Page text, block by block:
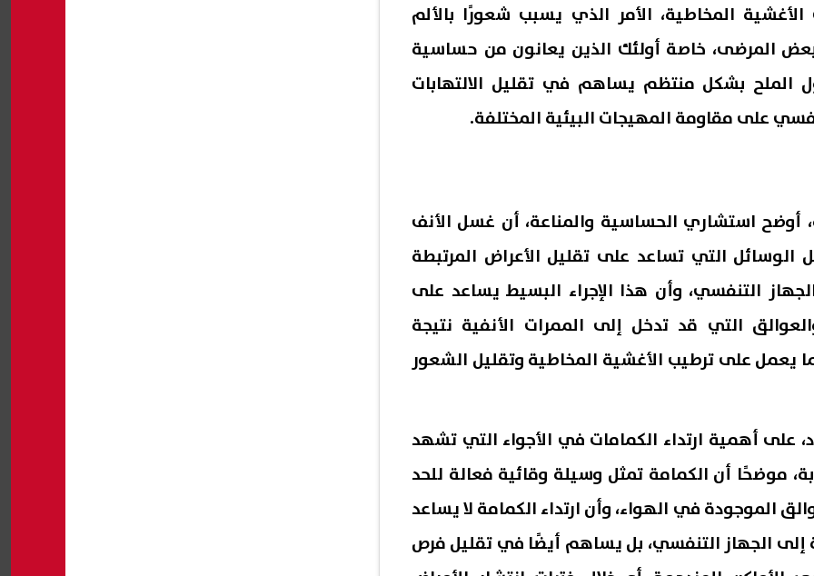
المخاطية، الأمر الذي يسبب شعورًا بالألم
المرضى، خاصة أولئك الذين يعانون من حساسية
الملح بشكل منتظم يساهم في تقليل الالتهابات
على مقاومة المهيجات البيئية المختلفة.
أوضح استشاري الحساسية والمناعة، أن غسل الأنف
التي تساعد على تقليل الأعراض المرتبطة
التنفسي، وأن هذا الإجراء البسيط يساعد على
التي قد تدخل إلى الممرات الأنفية نتيجة
يعمل على ترطيب الأغشية المخاطية وتقليل الشعور
على أهمية ارتداء الكمامات في الأجواء التي تشهد
موضحًا أن الكمامة تمثل وسيلة وقائية فعالة للحد
الموجودة في الهواء، وأن ارتداء الكمامة لا يساعد
إلى الجهاز التنفسي، بل يساهم أيضًا في تقليل فرص